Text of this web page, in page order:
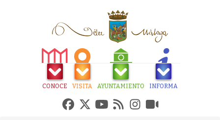
CONOCE VISITA AYUNTAMIENTO INFORMA